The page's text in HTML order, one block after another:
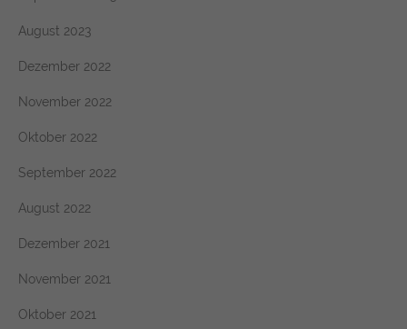
August 2023
Dezember 2022
November 2022
Oktober 2022
September 2022
August 2022
Dezember 2021
November 2021
Oktober 2021